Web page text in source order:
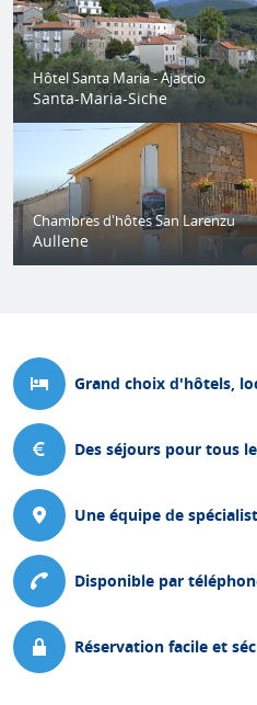
Hôtel Santa Maria - Ajaccio
Santa-Maria-Siche
Chambres d'hôtes San Larenzu
Aullene
Grand choix d'hôtels,
Des séjours pour tous
Une équipe de
Disponible par
Réservation facile et